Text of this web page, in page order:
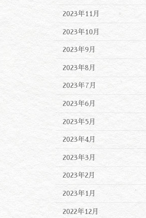
2023年11月
2023年10月
2023年9月
2023年8月
2023年7月
2023年6月
2023年5月
2023年4月
2023年3月
2023年2月
2023年1月
2022年12月